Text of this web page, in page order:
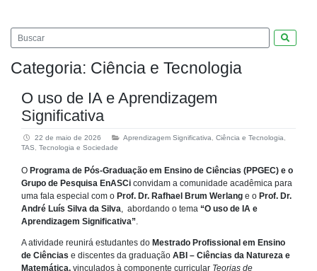
Categoria: Ciência e Tecnologia
O uso de IA e Aprendizagem
Significativa
22 de maio de 2026 Aprendizagem Significativa Ciência e Tecnologia
TAS
Tecnologia e Sociedade
O Programa de Pós-Graduação em Ensino de Ciências (PPGEC) e o
Grupo de Pesquisa EnASCi convidam a comunidade acadêmica para
uma fala especial com o Prof. Dr. Rafhael Brum Werlang e o Prof. Dr.
André Luís Silva da Silva, abordando o tema “O uso de IA e
Aprendizagem Significativa”.
A atividade reunirá estudantes do Mestrado Profissional em Ensino
de Ciências e discentes da graduação ABI – Ciências da Natureza e
Matemática, vinculados à componente curricular Teorias de